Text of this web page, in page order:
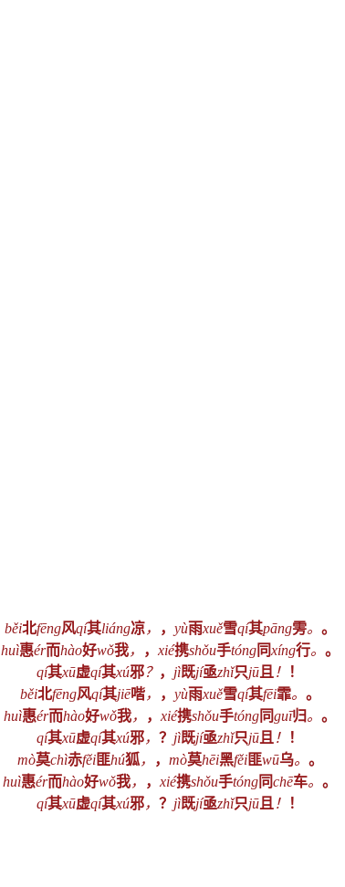
běi北fēng风qí其liáng凉， ， yù雨xuě雪qí其pāng雱。 。
huì惠ér而hào好wǒ我， ， xié携shǒu手tóng同xíng行。 。
qí其xū虚qí其xú邪？ ， jì既jí亟zhǐ只jū 且 ！
！
běi北fēng风qí其jiē喈， ， yù雨xuě雪qí其fēi霏。 。
huì惠ér而hào好wǒ我， ， xié携shǒu手tóng同guī归。 。
qí其xū虚qí其xú邪， ？ jì既jí亟zhǐ只jū 且 ！
！
mò莫chì赤fěi匪hú狐， ， mò莫hēi黑fěi匪wū乌。 。
huì惠ér而hào好wǒ我， ， xié携shǒu手tóng同chē车。 。
qí其xū虚qí其xú邪， ？ jì既jí亟zhǐ只jū 且 ！ ！